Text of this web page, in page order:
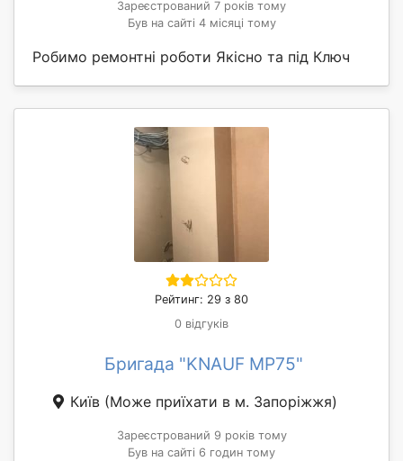
Зареєстрований 7 років тому
Був на сайті 4 місяці тому
Робимо ремонтні роботи Якісно та під Ключ
Рейтинг: 29 з 80
0 відгуків
Бригада "KNAUF MP75"
Київ (Може приїхати в м. Запоріжжя)
Зареєстрований 9 років тому
Був на сайті 6 годин тому